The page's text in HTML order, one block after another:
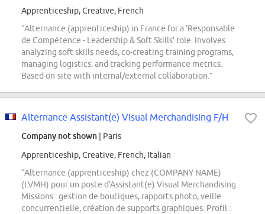
Apprenticeship, Creative, French
“Alternance (apprenticeship) in France for a 'Responsable
de Compétence - Leadership & Soft Skills' role. Involves
analyzing soft skills needs, co-creating training programs,
managing logistics, and tracking performance metrics.
Based on-site with internal/external collaboration.”
Alternance Assistant(e) Visual Merchandising F/H
Company not shown | Paris
Apprenticeship, Creative, French, Italian
“Alternance (apprenticeship) chez (COMPANY NAME)
(LVMH) pour un poste d'Assistant(e) Visual Merchandising.
Missions : gestion de boutiques, rapports photo, veille
concurrentielle, création de supports graphiques. Profil :